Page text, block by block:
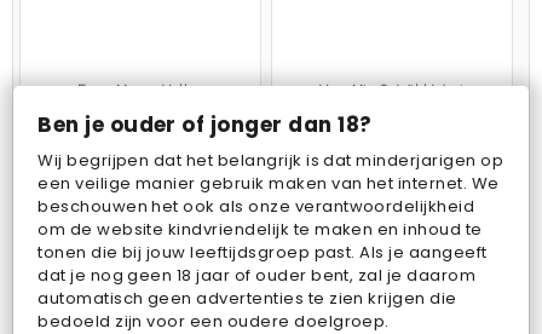
Ben je ouder of jonger dan 18?
Wij begrijpen dat het belangrijk is dat minderjarigen op
een veilige manier gebruik maken van het internet. We
beschouwen het ook als onze verantwoordelijkheid
om de website kindvriendelijk te maken en inhoud te
tonen die bij jouw leeftijdsgroep past. Als je aangeeft
dat je nog geen 18 jaar of ouder bent, zal je daarom
automatisch geen advertenties te zien krijgen die
bedoeld zijn voor een oudere doelgroep.
Farm Merge Valley VegaMix 2: Wild West
Pop Fruit Bubbits